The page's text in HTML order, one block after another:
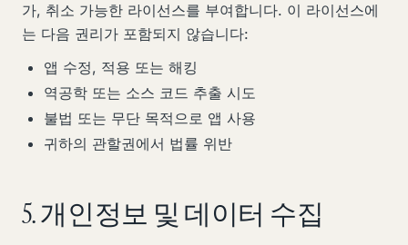
가, 취소 가능한 라이선스를 부여합니다. 이 라이선스에
는 다음 권리가 포함되지 않습니다:
앱 수정, 적용 또는 해킹
역공학 또는 소스 코드 추출 시도
불법 또는 무단 목적으로 앱 사용
귀하의 관할권에서 법률 위반
5. 개인정보 및 데이터 수집